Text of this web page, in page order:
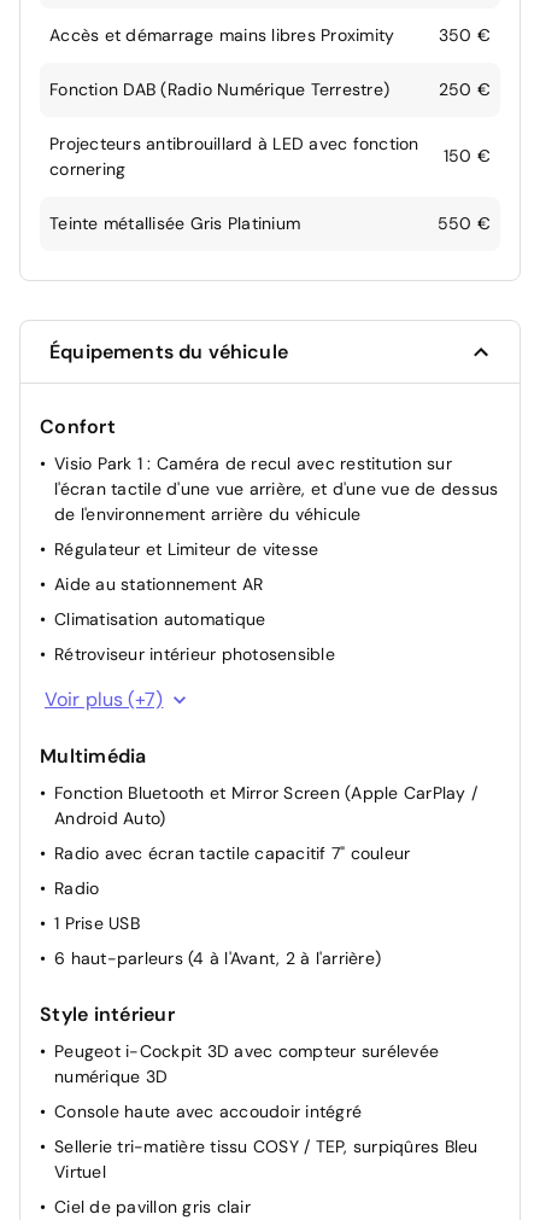
Accès et démarrage mains libres Proximity 350 €
Fonction DAB (Radio Numérique Terrestre) 250 €
Projecteurs antibrouillard à LED avec fonction
cornering
150 €
Teinte métallisée Gris Platinium 550 €
Équipements du véhicule
Confort
Visio Park 1 : Caméra de recul avec restitution sur
l'écran tactile d'une vue arrière, et d'une vue de dessus
de l'environnement arrière du véhicule
Régulateur et Limiteur de vitesse
Aide au stationnement AR
Climatisation automatique
Rétroviseur intérieur photosensible
Plancher de coffre à deux positions
Stop & Start
Direction assistée électrique
Commandes multimédia sur volant
Sièges avant réglable en hauteur
Siège conducteur avec réglage manuel en hauteur
Voir plus (+7)
Multimédia
Fonction Bluetooth et Mirror Screen (Apple CarPlay /
Android Auto)
Radio avec écran tactile capacitif 7" couleur
Radio
1 Prise USB
6 haut-parleurs (4 à l'Avant, 2 à l'arrière)
Style intérieur
Peugeot i-Cockpit 3D avec compteur surélevée
numérique 3D
Console haute avec accoudoir intégré
Sellerie tri-matière tissu COSY / TEP, surpiqûres Bleu
Virtuel
Ciel de pavillon gris clair